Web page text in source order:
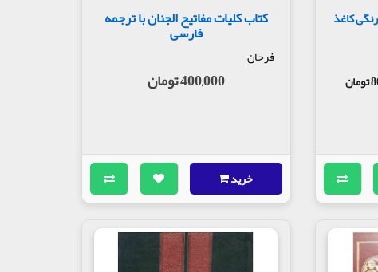
به امام زمان(عج)، زیارت انبیا، زیارت حضرت
محسوب می‌شود، مطلبی است با عنوان زیارت قبور
کاغذ کتاب کلیات مفاتیح الجنان با ترجمه
فارسی
فرحان
400,000 تومان
خرید